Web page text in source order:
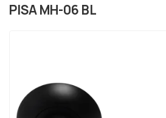
PISA MH-06 BL